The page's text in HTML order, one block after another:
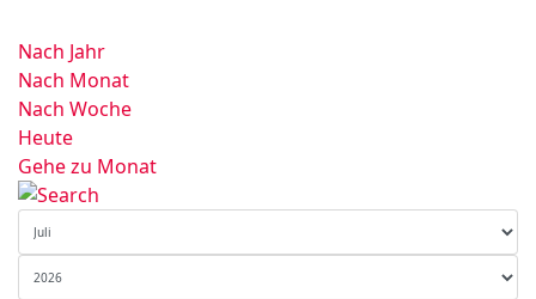
Nach Jahr
Nach Monat
Nach Woche
Heute
Gehe zu Monat